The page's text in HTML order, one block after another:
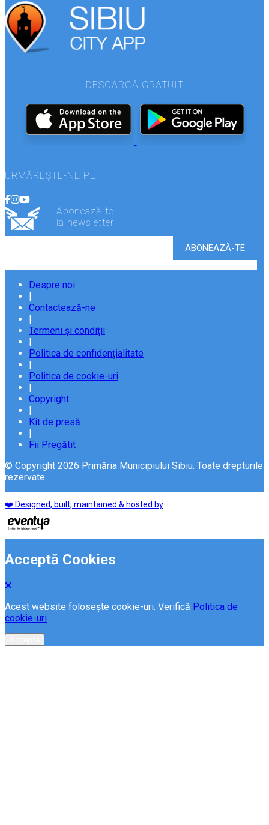
DESCARCĂ GRATUIT
URMĂREȘTE-NE PE
Abonează-te
la newsletter
Despre noi
|
Contactează-ne
|
Termeni și condiții
|
Politica de confidențialitate
|
Politica de cookie-uri
|
Copyright
|
Kit de presă
|
Fii Pregătit
© Copyright 2026 Primăria Municipiului Sibiu. Toate drepturile
rezervate
❤️ Designed, built, maintained & hosted by
Acceptă Cookies
Acest website folosește cookie-uri. Verifică Politica de
cookie-uri